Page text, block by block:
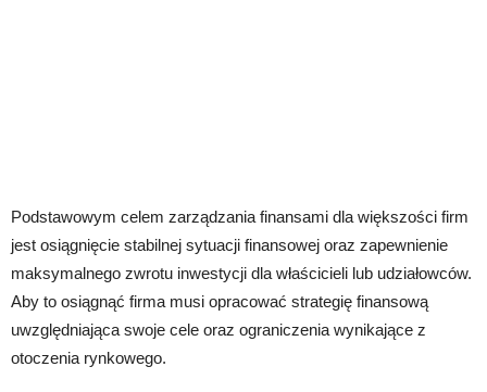
Podstawowym celem zarządzania finansami dla większości firm
jest osiągnięcie stabilnej sytuacji finansowej oraz zapewnienie
maksymalnego zwrotu inwestycji dla właścicieli lub udziałowców.
Aby to osiągnąć firma musi opracować strategię finansową
uwzględniająca swoje cele oraz ograniczenia wynikające z
otoczenia rynkowego.